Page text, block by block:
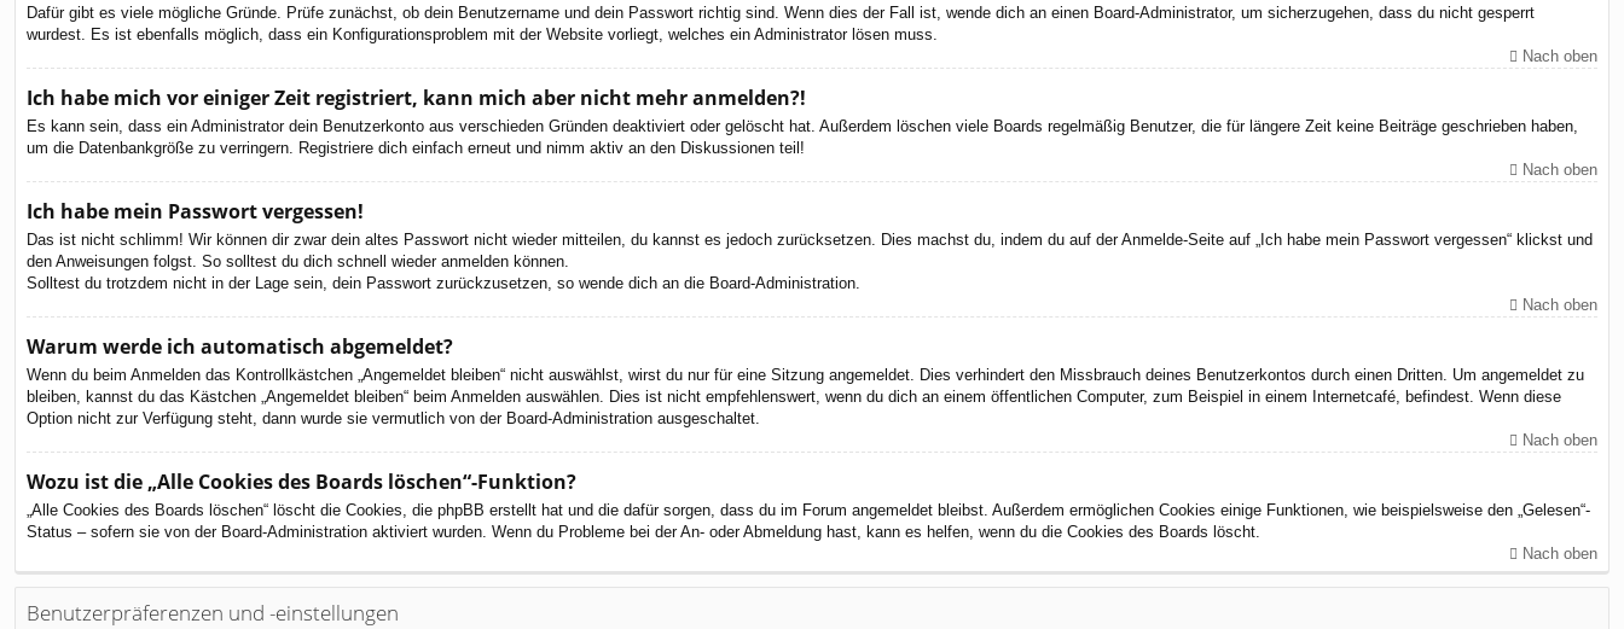
Dafür gibt es viele mögliche Gründe. Prüfe zunächst, ob dein Benutzername und dein Passwort richtig sind. Wenn dies der Fall ist, wende dich an einen Board-Administrator, um sicherzugehen, dass du nicht gesperrt
wurdest. Es ist ebenfalls möglich, dass ein Konfigurationsproblem mit der Website vorliegt, welches ein Administrator lösen muss.
Nach oben
Ich habe mich vor einiger Zeit registriert, kann mich aber nicht mehr anmelden?!
Es kann sein, dass ein Administrator dein Benutzerkonto aus verschieden Gründen deaktiviert oder gelöscht hat. Außerdem löschen viele Boards regelmäßig Benutzer, die für längere Zeit keine Beiträge geschrieben haben,
um die Datenbankgröße zu verringern. Registriere dich einfach erneut und nimm aktiv an den Diskussionen teil!
Nach oben
Ich habe mein Passwort vergessen!
Das ist nicht schlimm! Wir können dir zwar dein altes Passwort nicht wieder mitteilen, du kannst es jedoch zurücksetzen. Dies machst du, indem du auf der Anmelde-Seite auf „Ich habe mein Passwort vergessen“ klickst und
den Anweisungen folgst. So solltest du dich schnell wieder anmelden können.
Solltest du trotzdem nicht in der Lage sein, dein Passwort zurückzusetzen, so wende dich an die Board-Administration.
Nach oben
Warum werde ich automatisch abgemeldet?
Wenn du beim Anmelden das Kontrollkästchen „Angemeldet bleiben“ nicht auswählst, wirst du nur für eine Sitzung angemeldet. Dies verhindert den Missbrauch deines Benutzerkontos durch einen Dritten. Um angemeldet zu
bleiben, kannst du das Kästchen „Angemeldet bleiben“ beim Anmelden auswählen. Dies ist nicht empfehlenswert, wenn du dich an einem öffentlichen Computer, zum Beispiel in einem Internetcafé, befindest. Wenn diese
Option nicht zur Verfügung steht, dann wurde sie vermutlich von der Board-Administration ausgeschaltet.
Nach oben
Wozu ist die „Alle Cookies des Boards löschen“-Funktion?
„Alle Cookies des Boards löschen“ löscht die Cookies, die phpBB erstellt hat und die dafür sorgen, dass du im Forum angemeldet bleibst. Außerdem ermöglichen Cookies einige Funktionen, wie beispielsweise den „Gelesen“-
Status – sofern sie von der Board-Administration aktiviert wurden. Wenn du Probleme bei der An- oder Abmeldung hast, kann es helfen, wenn du die Cookies des Boards löscht.
Nach oben
Benutzerpräferenzen und -einstellungen